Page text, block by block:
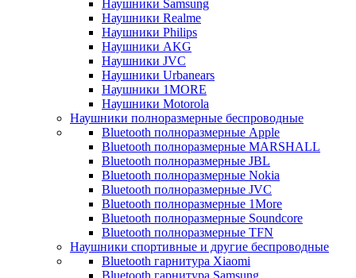
Наушники Samsung
Наушники Realme
Наушники Philips
Наушники AKG
Наушники JVC
Наушники Urbanears
Наушники 1MORE
Наушники Motorola
Наушники полноразмерные беспроводные
Bluetooth полноразмерные Apple
Bluetooth полноразмерные MARSHALL
Bluetooth полноразмерные JBL
Bluetooth полноразмерные Nokia
Bluetooth полноразмерные JVC
Bluetooth полноразмерные 1More
Bluetooth полноразмерные Soundcore
Bluetooth полноразмерные TFN
Наушники спортивные и другие беспроводные
Bluetooth гарнитура Xiaomi
Bluetooth гарнитура Samsung